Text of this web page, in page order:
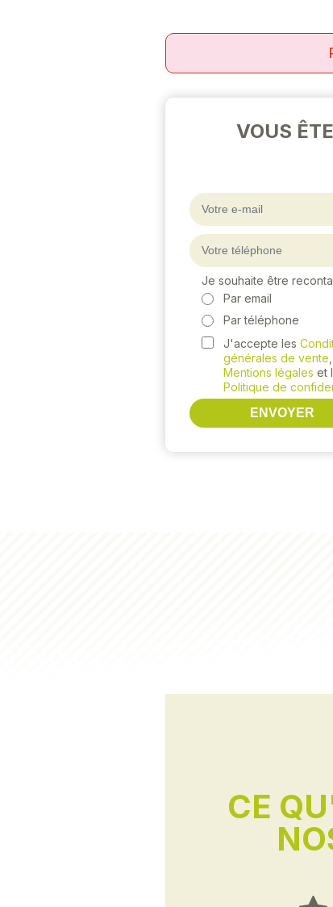
VOUS
Je souhaite être
Par email
Par téléphone
J'accepte les
générales de vente
Mentions légales et
Politique de
ENVOYER
CE